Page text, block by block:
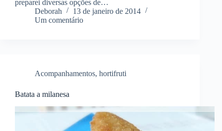
preparei diversas opções de…
Deborah
13 de janeiro de 2014
Um comentário
Acompanhamentos, hortifruti
Batata a milanesa